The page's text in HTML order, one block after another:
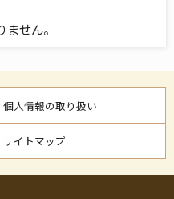
せん。
個人情報の取り扱い
サイトマップ